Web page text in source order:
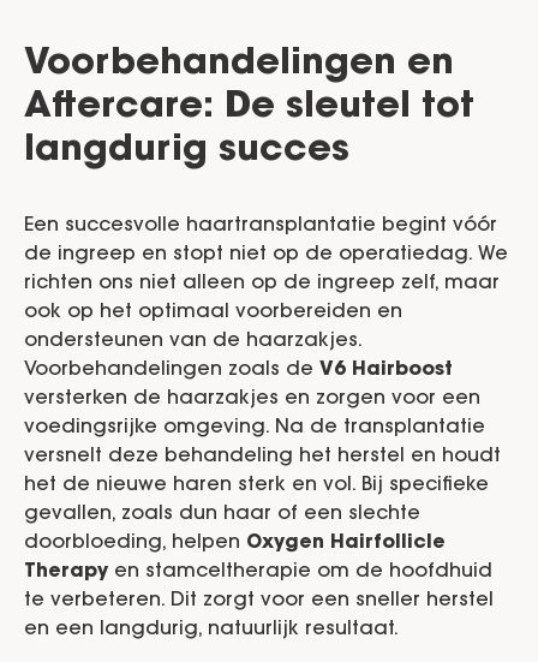
Voorbehandelingen en
Aftercare: De sleutel tot
langdurig succes
Een succesvolle haartransplantatie begint vóór
de ingreep en stopt niet op de operatiedag. We
richten ons niet alleen op de ingreep zelf, maar
ook op het optimaal voorbereiden en
ondersteunen van de haarzakjes.
Voorbehandelingen zoals de V6 Hairboost
versterken de haarzakjes en zorgen voor een
voedingsrijke omgeving. Na de transplantatie
versnelt deze behandeling het herstel en houdt
het de nieuwe haren sterk en vol. Bij specifieke
gevallen, zoals dun haar of een slechte
doorbloeding, helpen Oxygen Hairfollicle
Therapy en stamceltherapie om de hoofdhuid
te verbeteren. Dit zorgt voor een sneller herstel
en een langdurig, natuurlijk resultaat.